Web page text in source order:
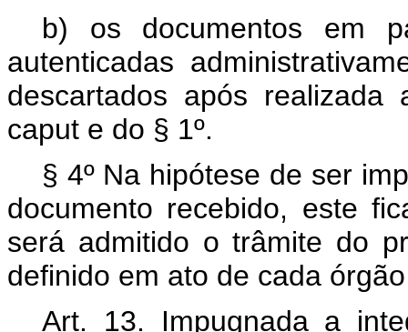
b) os documentos em
autenticadas
descartados após
caput e do § 1º.
§ 4º Na hipótese de ser
documento recebido, este
será admitido o trâmite do
definido em ato de cada
Art. 13. Impugnada a